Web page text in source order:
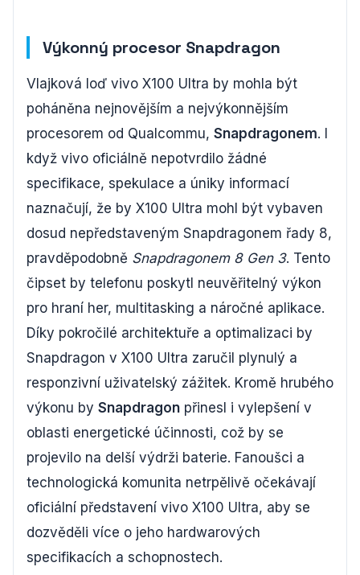
Výkonný procesor Snapdragon
Vlajková loď vivo X100 Ultra by mohla být
poháněna nejnovějším a nejvýkonnějším
procesorem od Qualcommu, Snapdragonem. I
když vivo oficiálně nepotvrdilo žádné
specifikace, spekulace a úniky informací
naznačují, že by X100 Ultra mohl být vybaven
dosud nepředstaveným Snapdragonem řady 8,
pravděpodobně Snapdragonem 8 Gen 3. Tento
čipset by telefonu poskytl neuvěřitelný výkon
pro hraní her, multitasking a náročné aplikace.
Díky pokročilé architektuře a optimalizaci by
Snapdragon v X100 Ultra zaručil plynulý a
responzivní uživatelský zážitek. Kromě hrubého
výkonu by Snapdragon přinesl i vylepšení v
oblasti energetické účinnosti, což by se
projevilo na delší výdrži baterie. Fanoušci a
technologická komunita netrpělivě očekávají
oficiální představení vivo X100 Ultra, aby se
dozvěděli více o jeho hardwarových
specifikacích a schopnostech.